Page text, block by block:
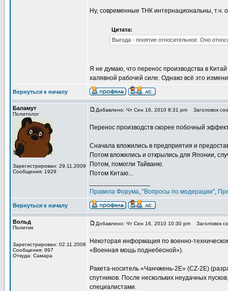
Ну, современные ТНК интернациональны, т.ч.
Цитата:
Выгода - понятие относительное. Оно
Я не думаю, что перенос производства в
халявной рабочей силе. Однако всё это
Вернуться к началу
Баламут
Политолог
Зарегистрирован: 29.11.2009
Сообщения: 1929
Добавлено: Чт Сен 16, 2010 8:31 pm Заголовок
Перенос производств скорее побочный
Сначала вложились в предприятия и
Потом вложились и открылись для Японии,
Потом, помогли Тайваню.
Потом Китаю...
Правила Форума, "Вопросы по модерации",
Вернуться к началу
Вольд
Политик
Зарегистрирован: 02.11.2008
Сообщения: 997
Откуда: Самара
Добавлено: Чт Сен 16, 2010 10:30 pm Заголовок
Некоторая информация по военно-
«Военная мощь поднебесной»).
Ракета-носитель «Чанчжень-2Е» (CZ-2E)
спутников. После нескольких неудачных
специалистами.